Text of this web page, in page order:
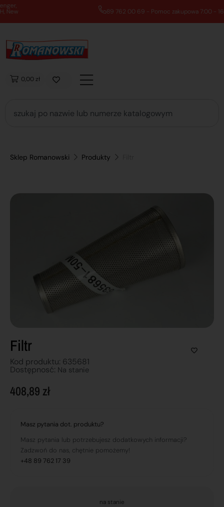
89 762 00 69 - Pomoc zakupowa 7:00 - 16:00
0,00 zł
Sklep Romanowski Produkty
Filtr
Kod produktu: 635681
Dostępnosć: Na stanie
408,89 zł
Masz pytania dot. produktu?
Masz pytania lub potrzebujesz dodatkowych informacji?
Zadzwoń do nas, chętnie pomożemy!
+48 89 762 17 39
na stanie